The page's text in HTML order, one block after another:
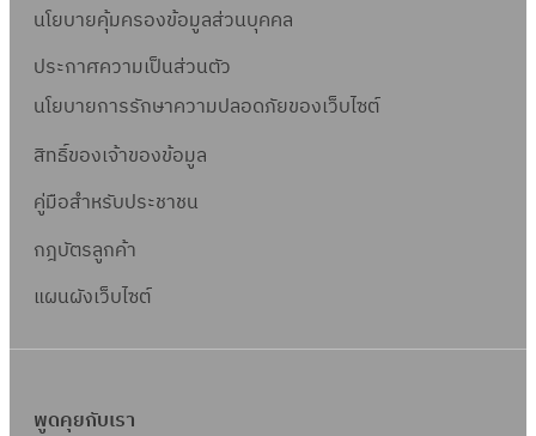
นโยบายคุ้มครองข้อมูลส่วนบุคคล
ประกาศความเป็นส่วนตัว
นโยบายการรักษาความปลอดภัยของเว็บไซต์
สิทธิ์ของเจ้าของข้อมูล
คู่มือสำหรับประชาชน
กฎบัตรลูกค้า
แผนผังเว็บไซต์
พูดคุยกับเรา